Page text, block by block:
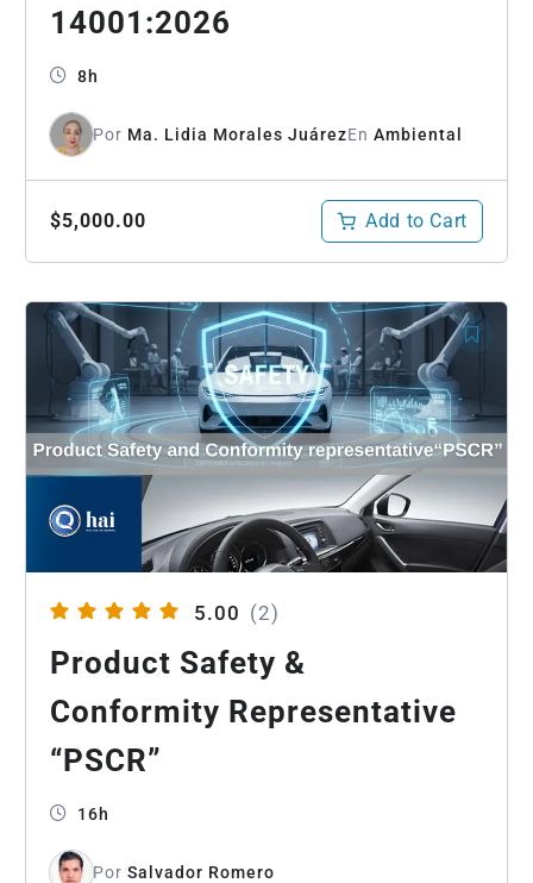
14001:2026
8h
Por Ma. Lidia Morales JuárezEnAmbiental
$5,000.00 Add to Cart
5.00 (2)
Product Safety &
Conformity Representative
“PSCR”
16h
PorSalvador Romero